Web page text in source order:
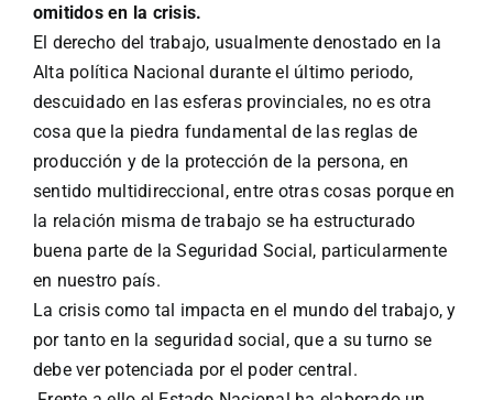
omitidos en la crisis.
El derecho del trabajo, usualmente denostado en la
Alta política Nacional durante el último periodo,
descuidado en las esferas provinciales, no es otra
cosa que la piedra fundamental de las reglas de
producción y de la protección de la persona, en
sentido multidireccional, entre otras cosas porque en
la relación misma de trabajo se ha estructurado
buena parte de la Seguridad Social, particularmente
en nuestro país.
La crisis como tal impacta en el mundo del trabajo, y
por tanto en la seguridad social, que a su turno se
debe ver potenciada por el poder central.